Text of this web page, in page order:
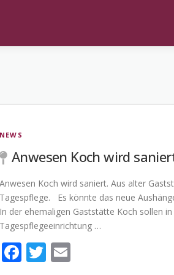
NEWS
Anwesen Koch wird
Anwesen Koch wird saniert. Aus alter
Tagespflege. Es könnte das neue
In der ehemaligen Gaststätte Koch sollen in
Tagespflegeeinrichtung …
Facebook
Twitter